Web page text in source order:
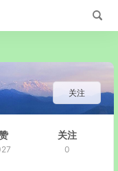
关注
关注
0